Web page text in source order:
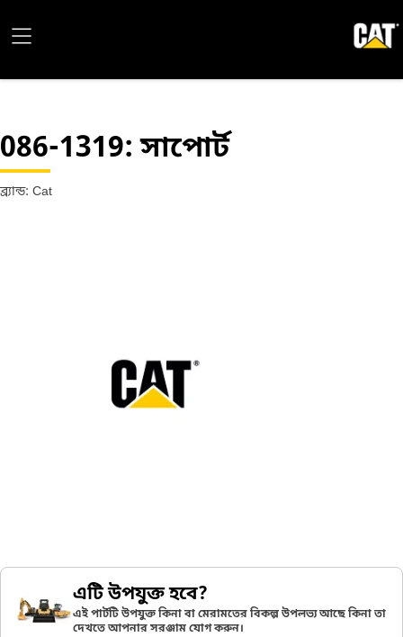
086-1319: সাপোর্ট
ব্র্যান্ড: Cat
এটি উপযুক্ত হবে?
এই পার্টটি উপযুক্ত কিনা বা মেরামতের বিকল্প উপলভ্য আছে কিনা তা
দেখতে আপনার সরঞ্জাম যোগ করুন।